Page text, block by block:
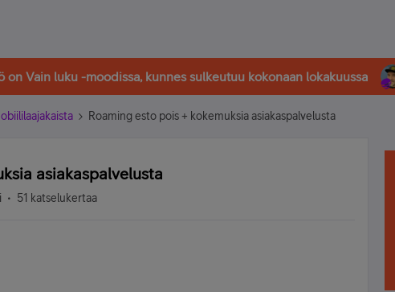
on Vain luku -moodissa, kunnes sulkeutuu kokonaan lokakuussa
Roaming esto pois + kokemuksia asiakaspalvelusta
asiakaspalvelusta
51 katselukertaa